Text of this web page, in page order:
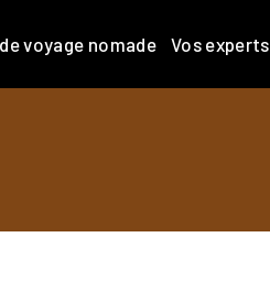
voyage nomade Vos experts